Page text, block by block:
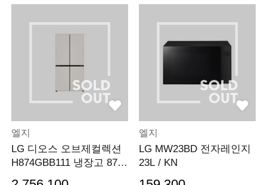
엘지
LG 디오스 오브제컬렉션
H874GBB111 냉장고 870
엘지
LG MW23BD 전자레인지
23L / KN